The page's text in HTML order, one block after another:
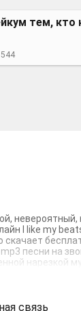
тем, кто
544
I like my
скачает
mp3 песни на
нарезкой
связь